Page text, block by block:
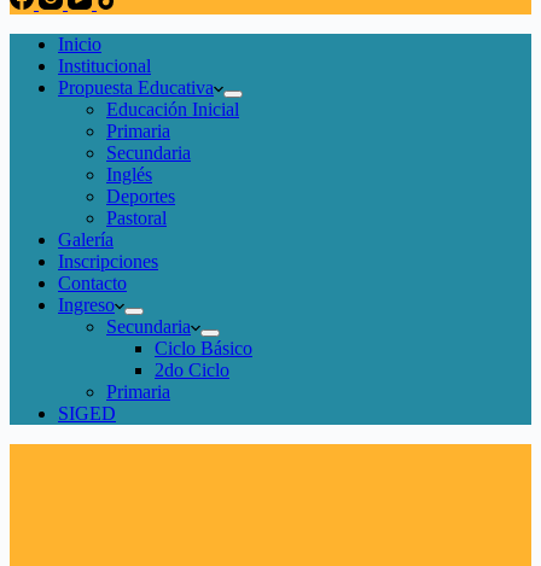
Inicio
Institucional
Propuesta Educativa
Educación Inicial
Primaria
Secundaria
Inglés
Deportes
Pastoral
Galería
Inscripciones
Contacto
Ingreso
Secundaria
Ciclo Básico
2do Ciclo
Primaria
SIGED